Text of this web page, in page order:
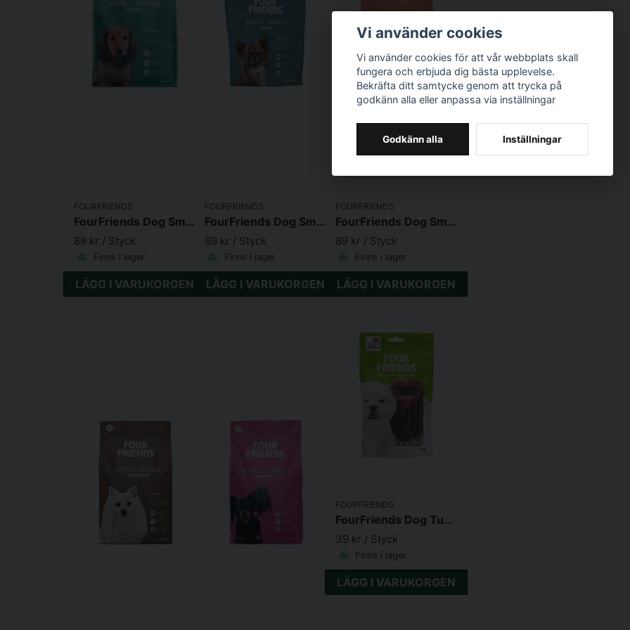
FOURFRIENDS
FourFriends Dog Small Breed Puppy Lamb
89 kr / Styck
Finns i lager
LÄGG I VARUKORGEN
FOURFRIENDS
FourFriends Dog Small Breed Lamb
89 kr / Styck
Finns i lager
LÄGG I VARUKORGEN
FOURFRIENDS
FourFriends Dog Small Breed Salmon
89 kr / Styck
Finns i lager
LÄGG I VARUKORGEN
FOURFRIENDS
FourFriends Dog Tugg Sticks Lamb 12,5cm
39 kr / Styck
Finns i lager
LÄGG I VARUKORGEN
Vi använder cookies
Vi använder cookies för att vår webbplats skall
fungera och erbjuda dig bästa upplevelse.
Bekräfta ditt samtycke genom att trycka på
godkänn alla eller anpassa via inställningar
Godkänn alla Inställningar